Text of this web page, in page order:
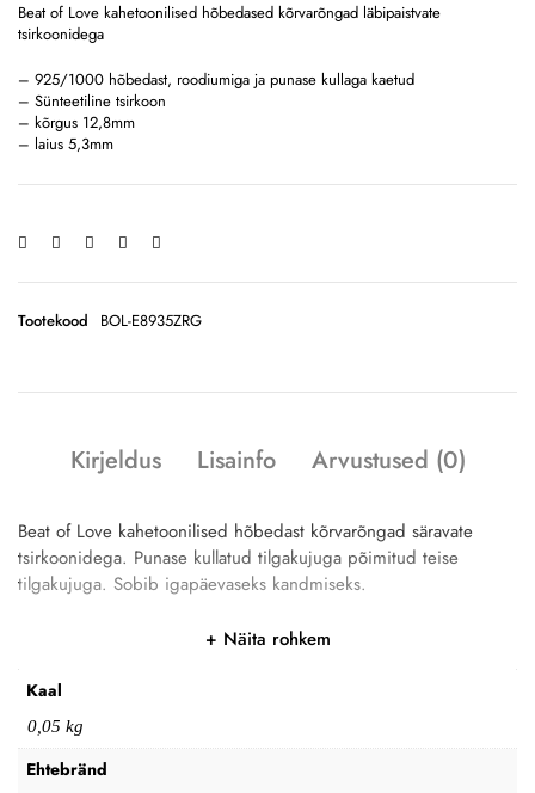
Beat of Love kahetoonilised hõbedased kõrvarõngad läbipaistvate
tsirkoonidega
– 925/1000 hõbedast, roodiumiga ja punase kullaga kaetud
– Sünteetiline tsirkoon
– kõrgus 12,8mm
– laius 5,3mm
Tootekood BOL-E8935ZRG
Kirjeldus Lisainfo Arvustused (0)
Beat of Love kahetoonilised hõbedast kõrvarõngad säravate
tsirkoonidega. Punase kullatud tilgakujuga põimitud teise
tilgakujuga. Sobib igapäevaseks kandmiseks.
Näita rohkem
Kaal
0,05 kg
Ehtebränd